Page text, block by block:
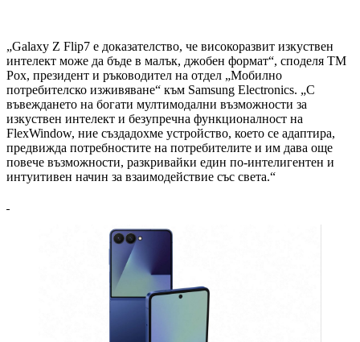
„Galaxy Z Flip7 е доказателство, че високоразвит изкуствен
интелект може да бъде в малък, джобен формат“, споделя ТМ
Рох, президент и ръководител на отдел „Мобилно
потребителско изживяване“ към Samsung Electronics. „С
въвеждането на богати мултимодални възможности за
изкуствен интелект и безупречна функционалност на
FlexWindow, ние създадохме устройство, което се адаптира,
предвижда потребностите на потребителите и им дава още
повече възможности, разкривайки един по-интелигентен и
интуитивен начин за взаимодействие със света.“